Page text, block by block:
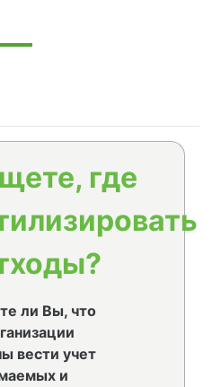
где
ли Вы, что
вести учет
и